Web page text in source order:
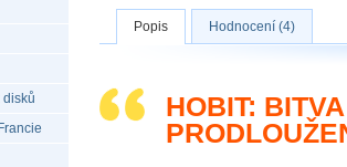
disků
Popis Hodnocení (4)
HOBIT: